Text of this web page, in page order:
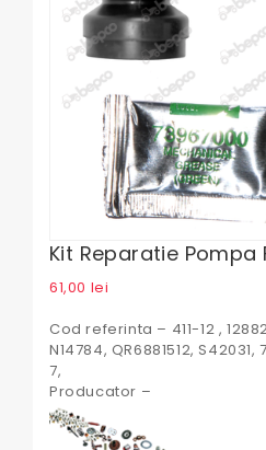
Kit Reparatie Pompa
61,00 lei
Cod referinta – 411-12 ,
N14784, QR6881512, S42031,
7,
Producator –